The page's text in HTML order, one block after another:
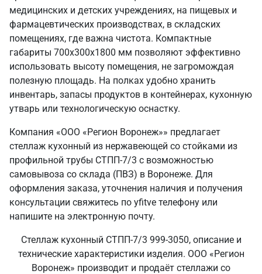
медицинских и детских учреждениях, на пищевых и
фармацевтических производствах, в складских
помещениях, где важна чистота. Компактные
габариты 700х300х1800 мм позволяют эффективно
использовать высоту помещения, не загромождая
полезную площадь. На полках удобно хранить
инвентарь, запасы продуктов в контейнерах, кухонную
утварь или технологическую оснастку.
Компания «ООО «Регион Воронеж»» предлагает
стеллаж кухонный из нержавеющей со стойками из
профильной трубы СТПП-7/3 с возможностью
самовывоза со склада (ПВЗ) в Воронеже. Для
оформления заказа, уточнения наличия и получения
консультации свяжитесь по yfitve телефону или
напишите на электронную почту.
Стеллаж кухонный СТПП-7/3 999-3050, описание и
технические характеристики изделия. ООО «Регион
Воронеж» производит и продаёт стеллажи со